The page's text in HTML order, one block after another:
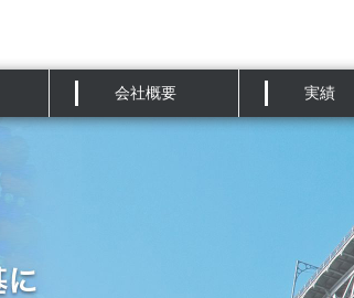
会社概要 実績